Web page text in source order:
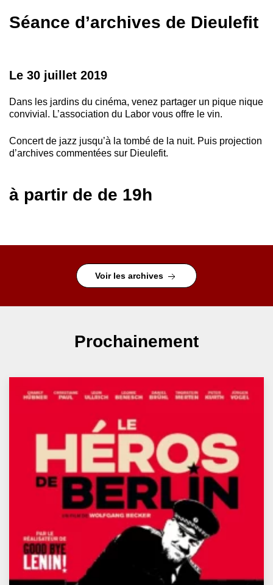
Séance d’archives de Dieulefit
Le 30 juillet 2019
Dans les jardins du cinéma, venez partager un pique nique
convivial. L’association du Labor vous offre le vin.
Concert de jazz jusqu’à la tombé de la nuit. Puis projection
d’archives commentées sur Dieulefit.
à partir de de 19h
Voir les archives
Prochainement